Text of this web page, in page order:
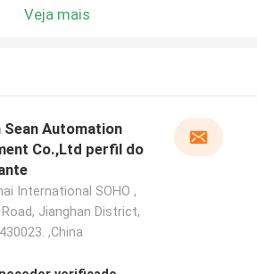
Veja mais
Sean Automation
Co.,Ltd perfil do
International SOHO ,
Road, Jianghan District,
,China